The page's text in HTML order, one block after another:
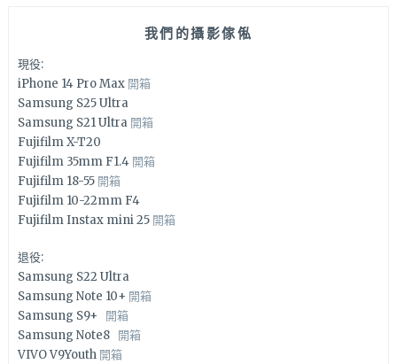
我們的攝影傢俬
現役:
iPhone 14 Pro Max 開箱
Samsung S25 Ultra
Samsung S21 Ultra 開箱
Fujifilm X-T20
Fujifilm 35mm F1.4 開箱
Fujifilm 18-55 開箱
Fujifilm 10-22mm F4
Fujifilm Instax mini 25 開箱
退役:
Samsung S22 Ultra
Samsung Note 10+ 開箱
Samsung S9+ 開箱
Samsung Note8 開箱
VIVO V9Youth 開箱